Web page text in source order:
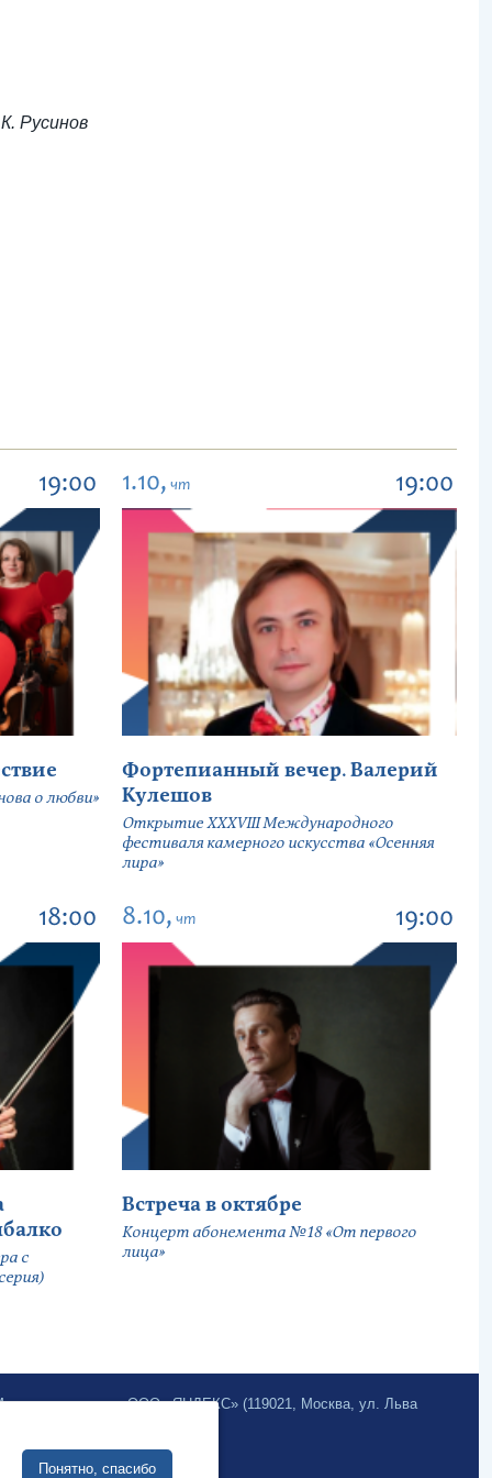
Русинов
19:00
о любви»
1.10, чт 19:00
Фортепианный вечер. Валерий
Кулешов
Открытие ХХХVIII Международного
фестиваля камерного искусства «Осенняя
лира»
18:00
с
8.10, чт 19:00
Встреча в октябре
Концерт абонемента №18 «От первого
лица»
компании ООО «ЯНДЕКС» (119021, Москва, ул. Льва
Разработка сайта:
Понятно, спасибо